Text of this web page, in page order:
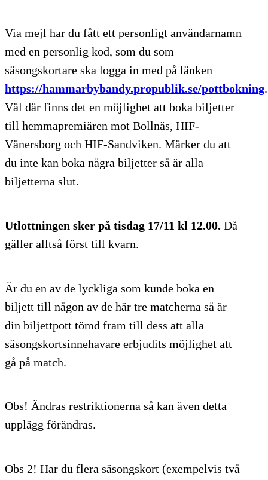
Via mejl har du fått ett personligt användarnamn
med en personlig kod, som du som
säsongskortare ska logga in med på länken
https://hammarbybandy.propublik.se/pottbokning.
Väl där finns det en möjlighet att boka biljetter
till hemmapremiären mot Bollnäs, HIF-
Vänersborg och HIF-Sandviken. Märker du att
du inte kan boka några biljetter så är alla
biljetterna slut.
Utlottningen sker på tisdag 17/11 kl 12.00. Då
gäller alltså först till kvarn.
Är du en av de lyckliga som kunde boka en
biljett till någon av de här tre matcherna så är
din biljettpott tömd fram till dess att alla
säsongskortsinnehavare erbjudits möjlighet att
gå på match.
Obs! Ändras restriktionerna så kan även detta
upplägg förändras.
Obs 2! Har du flera säsongskort (exempelvis två